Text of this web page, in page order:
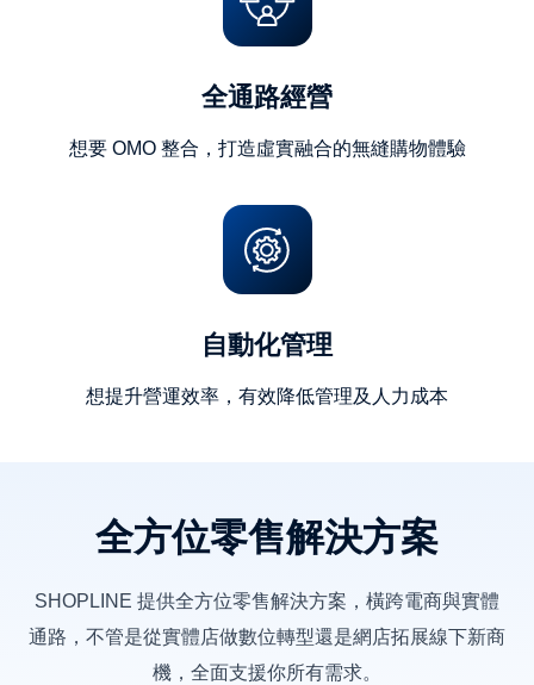
全通路經營
想要 OMO 整合，打造虛實融合的無縫購物體驗
自動化管理
想提升營運效率，有效降低管理及人力成本
全方位零售解決方案
SHOPLINE 提供全方位零售解決方案，橫跨電商與實體
通路，不管是從實體店做數位轉型還是網店拓展線下新商
機，全面支援你所有需求。